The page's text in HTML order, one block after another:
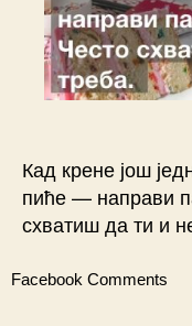
Кад крене још
пиће — направи
схватиш да ти и
Facebook Comments